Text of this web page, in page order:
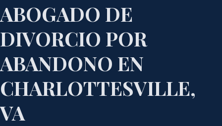
ABOGADO DE
DIVORCIO POR
ABANDONO EN
CHARLOTTESVILLE,
VA